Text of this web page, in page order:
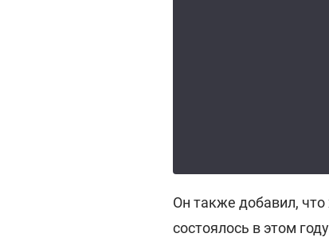
Он также добавил,
состоялось в этом